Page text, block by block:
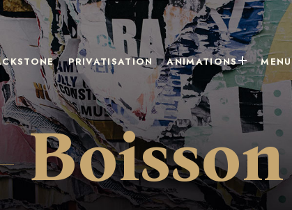
PRIVATISATION ANIMATIONS MENU
Boisson